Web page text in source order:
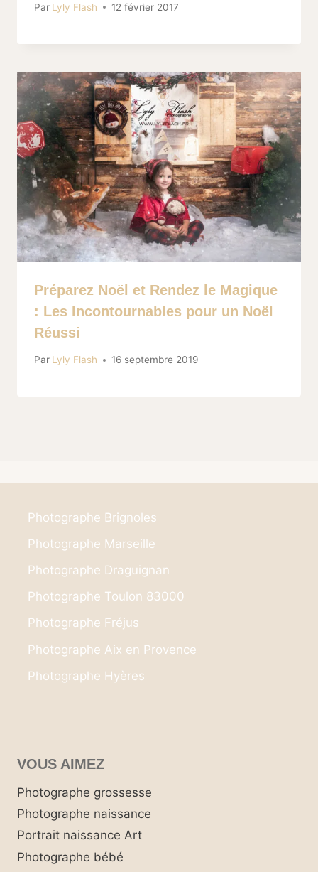
Par Lyly Flash 12 février 2017
Préparez Noël et Rendez le Magique
: Les Incontournables pour un Noël
Réussi
Par Lyly Flash 16 septembre 2019
Photographe Brignoles
Photographe Marseille
Photographe Draguignan
Photographe Toulon 83000
Photographe Fréjus
Photographe Aix en Provence
Photographe Hyères
VOUS AIMEZ
Photographe grossesse
Photographe naissance
Portrait naissance Art
Photographe bébé